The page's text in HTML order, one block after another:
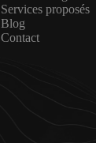
Services proposés
Blog
Contact